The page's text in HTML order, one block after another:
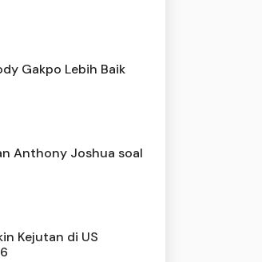
Gakpo Lebih Baik
Anthony Joshua soal
Kejutan di US